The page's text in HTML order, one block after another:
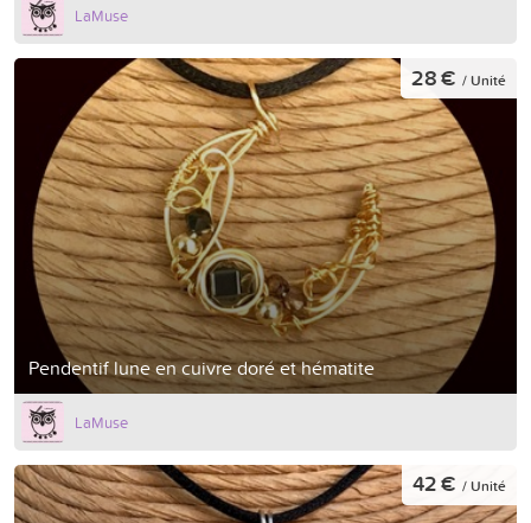
LaMuse
Pendentif lune en cuivre doré et hématite
28 € / Unité
LaMuse
42 € / Unité